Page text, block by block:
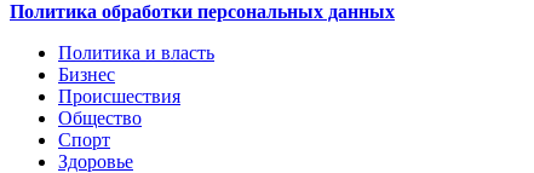
Политика обработки персональных данных
Политика и власть
Бизнес
Происшествия
Общество
Cпорт
Здоровье